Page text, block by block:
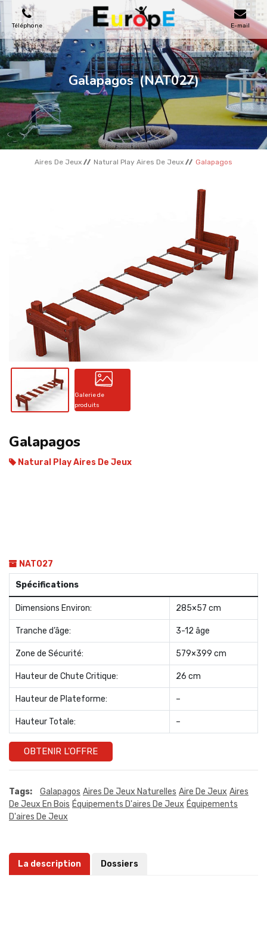
Téléphone E-mail
AIRES DE JEUX
MAISONS EN BOIS
MOBILIERS URBAINS
SKATEPARKS
Galapagos (NAT027)
Aires De Jeux Natural Play Aires De Jeux Galapagos
Galerie de
produits
Galapagos
Natural Play Aires De Jeux
NAT027
Spécifications
Dimensions Environ: 285×57 cm
Tranche d’âge: 3-12 âge
Zone de Sécurité: 579×399 cm
Hauteur de Chute Critique: 26 cm
Hauteur de Plateforme: –
Hauteur Totale: –
OBTENIR L'OFFRE
Tags: Galapagos Aires De Jeux Naturelles Aire De Jeux Aires
De Jeux En Bois Équipements D'aires De Jeux Équipements
D'aires De Jeux
La description Dossiers